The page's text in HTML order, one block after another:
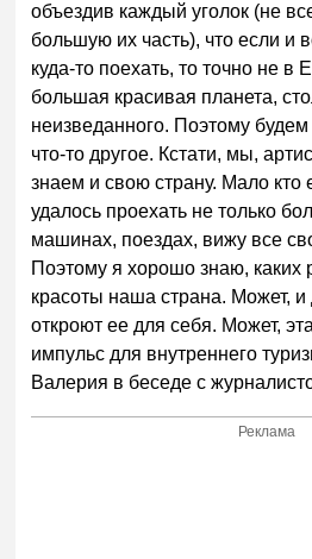
объездив каждый уголок (не
большую их часть), что если и
куда-то поехать, то точно не в
большая красивая планета,
неизведанного. Поэтому
что-то другое. Кстати, мы,
знаем и свою страну. Мало кто
удалось проехать не только
машинах, поездах, вижу все
Поэтому я хорошо знаю, каких
красоты наша страна. Может, и
откроют ее для себя. Может,
импульс для внутреннего
Валерия в беседе с
Реклама